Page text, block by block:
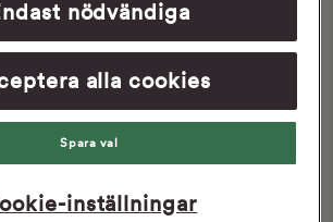
nödvändiga
alla cookies
Spara val
inställningar